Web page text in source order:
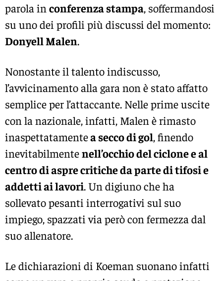
parola in conferenza stampa, soffermandosi
su uno dei profili più discussi del momento:
Donyell Malen.
Nonostante il talento indiscusso,
l’avvicinamento alla gara non è stato affatto
semplice per l’attaccante. Nelle prime uscite
con la nazionale, infatti, Malen è rimasto
inaspettatamentea secco di gol, finendo
inevitabilmentenell’occhio del ciclone e al
centro di aspre critiche da parte di tifosi e
addetti ai lavori. Un digiuno che ha
sollevato pesanti interrogativi sul suo
impiego, spazzati via però con fermezza dal
suo allenatore.
Le dichiarazioni di Koeman suonano infatti